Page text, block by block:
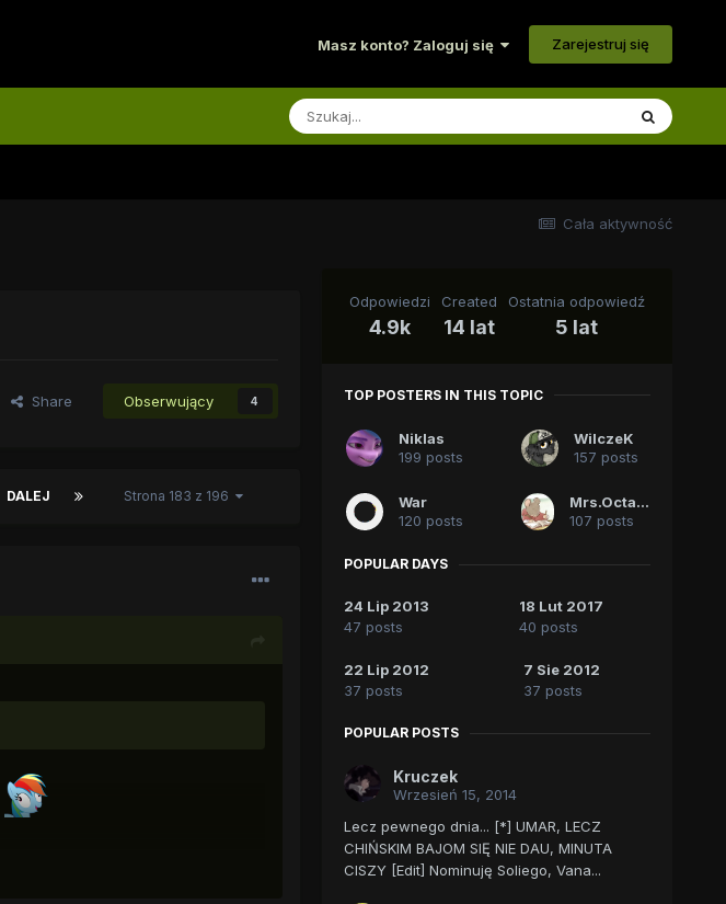
Masz konto? Zaloguj się Zarejestruj się
Cała aktywność
Share Obserwujący 4
DALEJ Strona 183 z 196
Odpowiedzi
4.9k
Created
14 lat
Ostatnia odpowiedź
5 lat
TOP POSTERS IN THIS TOPIC
Niklas
199 posts
WilczeK
157 posts
War
120 posts
Mrs.Octavia
107 posts
POPULAR DAYS
24 Lip 2013
47 posts
18 Lut 2017
40 posts
22 Lip 2012
37 posts
7 Sie 2012
37 posts
POPULAR POSTS
Kruczek
Wrzesień 15, 2014
Lecz pewnego dnia... [*] UMAR, LECZ
CHIŃSKIM BAJOM SIĘ NIE DAU, MINUTA
CISZY [Edit] Nominuję Soliego, Vana...